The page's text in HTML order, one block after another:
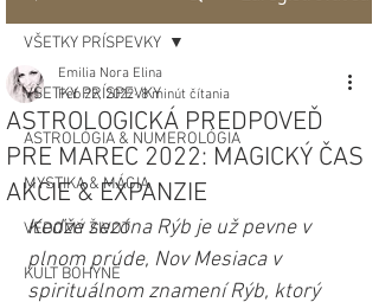
VŠETKY PRÍSPEVKY
ASTROLÓGIA & NUMEROLÓGIA
MYSTIKA & MÁGIA
VEDOMÝ ŽIVOT
KULT BOHYNE
VŠETKY PRÍSPEVKY
ASTROLOGICKÁ PREDPOVEĎ
PRE MAREC 2022: MAGICKÝ ČAS
AKCIE & EXPANZIE
Emilia Nora Elina
Feb 22, 2022 8 minút čítania
Keďže sezóna Rýb je už pevne v
plnom prúde, Nov Mesiaca v
spirituálnom znamení Rýb, ktorý